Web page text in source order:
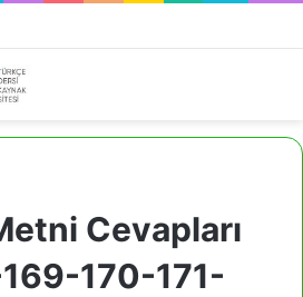
Cevapları
170-171-